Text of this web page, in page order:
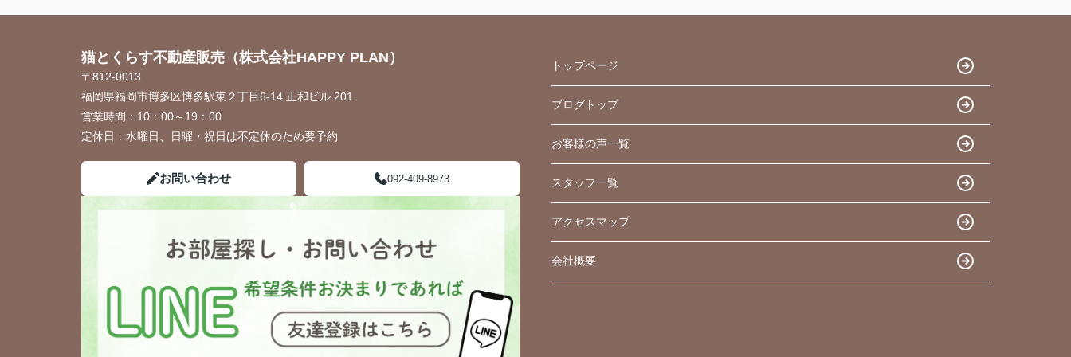
猫とくらす不動産販売（株式会社HAPPY PLAN）
〒812-0013
福岡県福岡市博多区博多駅東２丁目6-14 正和ビル 201
営業時間： 10：00～19：00
定休日： 水曜日、日曜・祝日は不定休のため要予約
お問い合わせ 092-409-8973
トップページ
ブログトップ
お客様の声一覧
スタッフ一覧
アクセスマップ
会社概要